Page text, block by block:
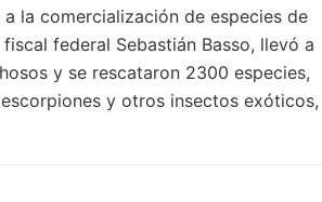
la comercialización de especies de
federal Sebastián Basso, llevó a
y se rescataron 2300 especies,
y otros insectos exóticos,